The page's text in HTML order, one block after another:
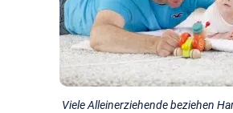
Viele Alleinerziehende beziehen